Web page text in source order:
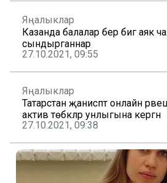
Яңалыклар
Казанда балалар бер әбигә аяк
сындырганнар
27.10.2021, 09:55
Яңалыклар
Татарстан җанисәптә онлайн
актив төбәкләр унлыгына кергән
27.10.2021, 09:38